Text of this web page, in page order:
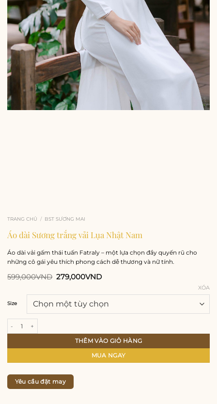
TRANG CHỦ / BST SƯƠNG MAI
Áo dài Sương trắng vải Lụa Nhật Nam
Áo dài vải gấm thái tuấn Fatraly – một lựa chọn đầy quyến rũ cho
những cô gái yêu thích phong cách dễ thương và nữ tính.
599,000VND Giá
599,000VND.
279,000VNDGiá
là:
279,000VND.
Size
XÓA
THÊM VÀO GIỎ HÀNG
MUA NGAY
Yêu cầu đặt may